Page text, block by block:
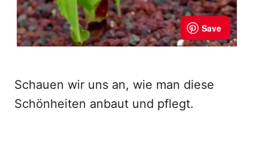
Schauen wir uns an, wie man diese
Schönheiten anbaut und pflegt.